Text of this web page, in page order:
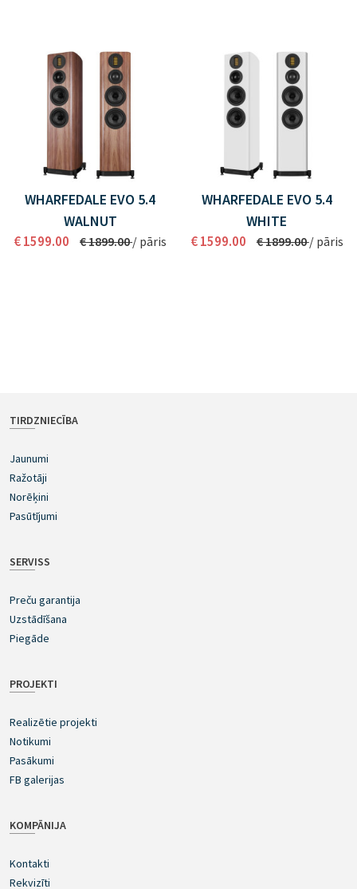
WHARFEDALE EVO 5.4
WALNUT
€ 1599.00 € 1899.00/ pāris
WHARFEDALE EVO 5.4
WHITE
€ 1599.00 € 1899.00/ pāris
TIRDZNIECĪBA
Jaunumi
Ražotāji
Norēķini
Pasūtījumi
SERVISS
Preču garantija
Uzstādīšana
Piegāde
PROJEKTI
Realizētie projekti
Notikumi
Pasākumi
FB galerijas
KOMPĀNIJA
Kontakti
Rekvizīti